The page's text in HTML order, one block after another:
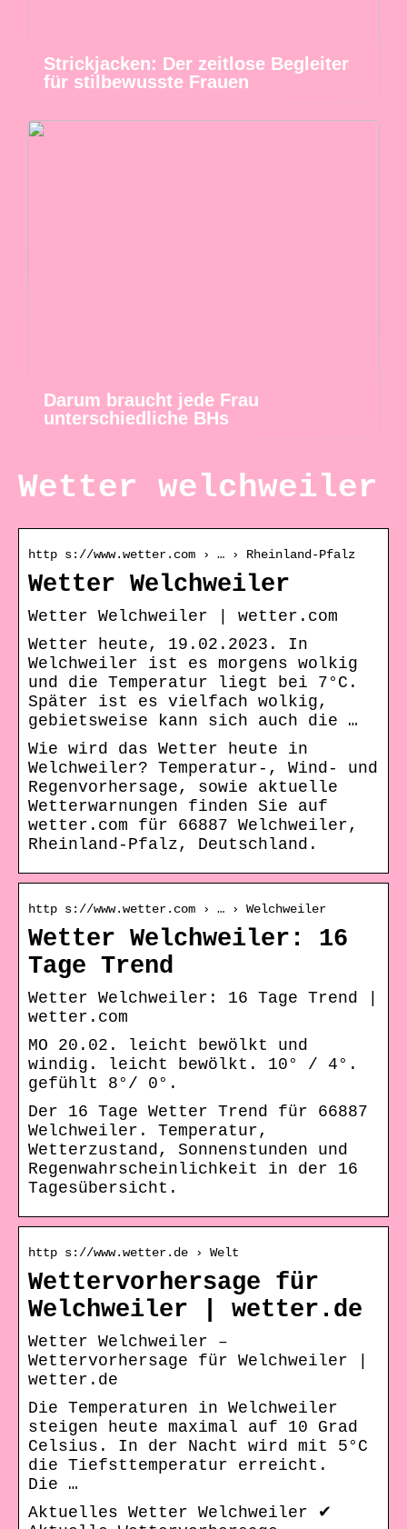
Strickjacken: Der zeitlose Begleiter
für stilbewusste Frauen
Darum braucht jede Frau
unterschiedliche BHs
Wetter welchweiler
http s://www.wetter.com › … › Rheinland-Pfalz
Wetter Welchweiler
Wetter Welchweiler | wetter.com
Wetter heute, 19.02.2023. In
Welchweiler ist es morgens wolkig
und die Temperatur liegt bei 7°C.
Später ist es vielfach wolkig,
gebietsweise kann sich auch die …
Wie wird das Wetter heute in
Welchweiler? Temperatur-, Wind- und
Regenvorhersage, sowie aktuelle
Wetterwarnungen finden Sie auf
wetter.com für 66887 Welchweiler,
Rheinland-Pfalz, Deutschland.
http s://www.wetter.com › … › Welchweiler
Wetter Welchweiler: 16
Tage Trend
Wetter Welchweiler: 16 Tage Trend |
wetter.com
MO 20.02. leicht bewölkt und
windig. leicht bewölkt. 10° / 4°.
gefühlt 8°/ 0°.
Der 16 Tage Wetter Trend für 66887
Welchweiler. Temperatur,
Wetterzustand, Sonnenstunden und
Regenwahrscheinlichkeit in der 16
Tagesübersicht.
http s://www.wetter.de › Welt
Wettervorhersage für
Welchweiler | wetter.de
Wetter Welchweiler –
Wettervorhersage für Welchweiler |
wetter.de
Die Temperaturen in Welchweiler
steigen heute maximal auf 10 Grad
Celsius. In der Nacht wird mit 5°C
die Tiefsttemperatur erreicht.
Die …
Aktuelles Wetter Welchweiler ✔